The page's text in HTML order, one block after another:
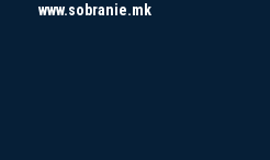
www.sobranie.mk